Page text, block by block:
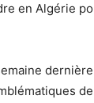
en Algérie